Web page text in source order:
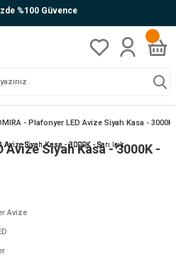
%100 Güvence
- Plafonyer LED Avize Siyah Kasa - 3000K
Avize Siyah Kasa - 3000K -
Avize